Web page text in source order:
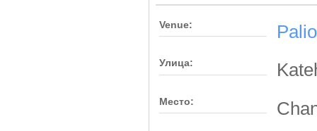
Venue:
Улица:
Место: